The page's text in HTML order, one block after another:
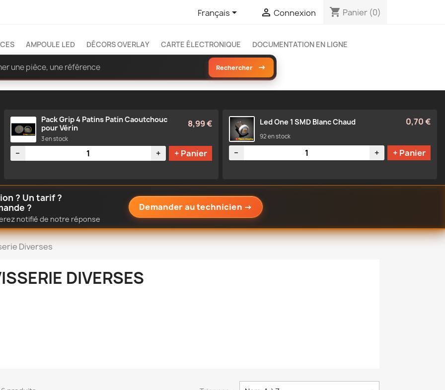
Français  Connexion shopping_cart Panier (0)
AMPOULE LED DÉCORS OVERLAY CARTE ÉLECTRONIQUE DOCUMENTATION EN LIGNE
Rechercher →
Pack Grip 4 Patins Patin Caoutchouc
pour Vérin
8,99 €
3 en stock
Quantité
− + + Panier
Led One 1 SMD Blanc Chaud 0,70 €
92 en stock
Quantité
− + + Panier
? Un tarif ?
?
notifié de notre réponse
Demander au technicien →
Diverses
DIVERSES